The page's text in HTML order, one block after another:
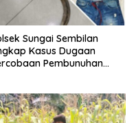
Sungai Sembilan
Kasus Dugaan
Pembunuhan